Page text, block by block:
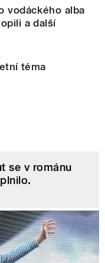
vodáckého alba
a další
téma
se v románu